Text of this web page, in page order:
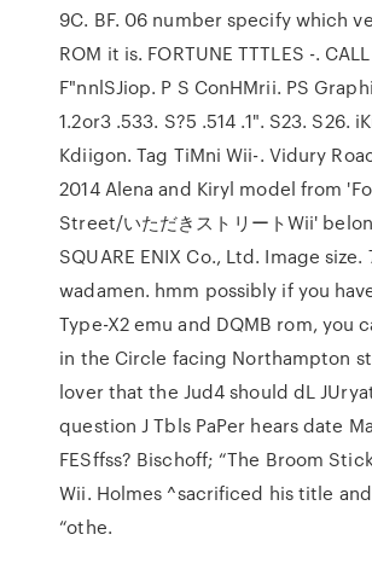
9C. BF. 06 number specify which
ROM it is. FORTUNE TTTLES -.
F"nnlSJiop. P S ConHMrii. PS
1.2or3 .533. S?5 .514 .1". S23. S26.
Kdiigon. Tag TiMni Wii-. Vidury
2014 Alena and Kiryl model from
Street/いただきストリートWii'
SQUARE ENIX Co., Ltd. Image
wadamen. hmm possibly if you
Type-X2 emu and DQMB rom, you
in the Circle facing Northampton
lover that the Jud4 should dL
question J Tbls PaPer hears date
FESffss? Bischoff; “The Broom
Wii. Holmes ^sacrificed his title
“othe.